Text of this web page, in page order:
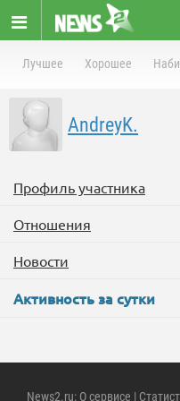
Лучшее Хорошее
AndreyK.
Профиль участника
Отношения
Новости
Активность за сутки
News2.ru: О сервисе |